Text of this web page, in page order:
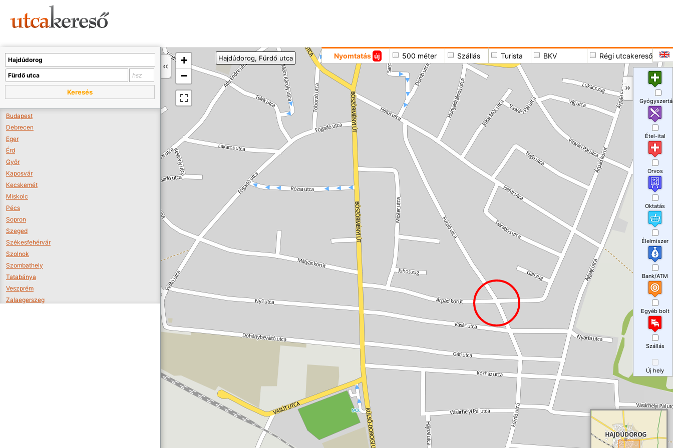
+
−
Nyomtatás új 500 méter Szállás Turista BKV Régi utcakereső
Hajdúdorog, Fürdő utca
Keresés
Budapest
Debrecen
Eger
Érd
Győr
Kaposvár
Kecskemét
Miskolc
Pécs
Sopron
Szeged
Székesfehérvár
Szolnok
Szombathely
Tatabánya
Veszprém
Zalaegerszeg
Étel-ital
Orvos
Oktatás
Élelmiszer
Bank/ATM
Egyéb bolt
Szállás
Új hely
A térképet kicsinyíteni kell, hogy látszódjanak a boltok.
Boltok látszódjanak >>